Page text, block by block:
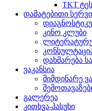
TKT
დამატებითი
კინო კლუბი
დახმარება
ვაკანსია
მიმდინარე
გალერეა
კითხვა-პასუხი